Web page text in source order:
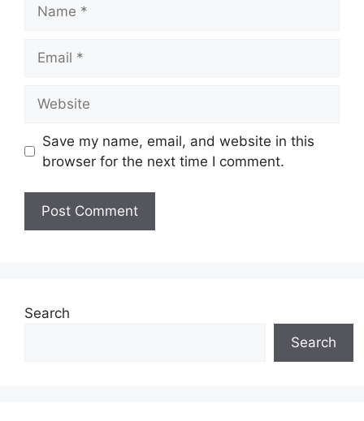
Save my name, email, and website in this
browser for the next time I comment.
Search
Search